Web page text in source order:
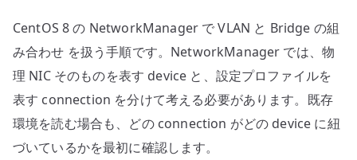
CentOS 8 の NetworkManager で VLAN と Bridge の組
み合わせ を扱う手順です。NetworkManager では、物
理 NIC そのものを表す device と、設定プロファイルを
表す connection を分けて考える必要があります。既存
環境を読む場合も、どの connection がどの device に紐
づいているかを最初に確認します。